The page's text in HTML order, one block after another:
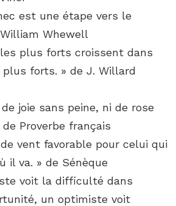
est une étape vers le
Whewell
plus forts croissent dans
forts. » de J. Willard
joie sans peine, ni de rose
Proverbe français
de vent favorable pour celui qui
il va. » de Sénèque
voit la difficulté dans
un optimiste voit